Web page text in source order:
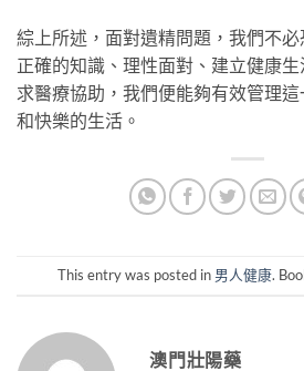
綜上所述，面對遺精問題，我們不
正確的知識、理性面對、建立健康
求醫療協助，我們便能夠有效管理
和快樂的生活。
This entry was posted in 男人健康.
澳門壯陽藥